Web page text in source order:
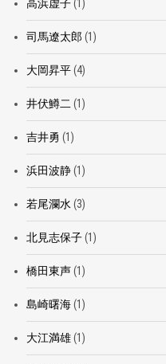
高浜虚子(1)
司馬遼太郎 (1)
大岡昇平(4)
井伏鱒二 (1)
吉井勇 (1)
浜田波静(1)
若尾瀾水 (3)
北見志保子(1)
橋田東声(1)
島崎曙海(1)
大江満雄(1)